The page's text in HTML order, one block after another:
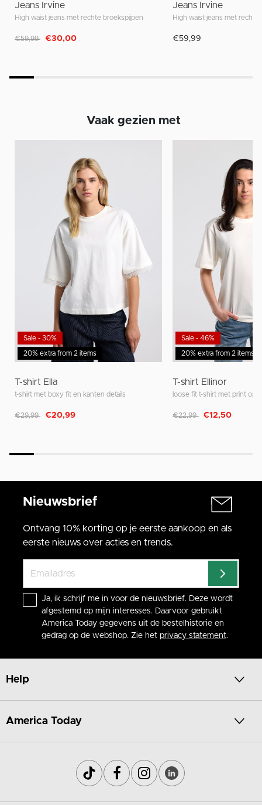
Jeans Irvine
High waist jeans met rechte broekspijpen
Afgeprijsd van
€59,99 naar
€30,00
Jeans Irvine
High waist jeans met rechte
€59,99
Vaak gezien met
20% extra from 2 items
Sale - 30%
T-shirt Ella
t-shirt met boxy fit en kanten details
Afgeprijsd van
€29,99 naar
€20,99
20% extra from 2 items
Sale - 46%
T-shirt Ellinor
loose fit t-shirt met print op
Afgeprijsd van
€22,99 naar
€12,50
Nieuwsbrief
Ontvang 10% korting op je eerste aankoop en als
eerste nieuws over acties en trends.
Ja, ik schrijf me in voor de nieuwsbrief. Deze wordt
afgestemd op mijn interesses. Daarvoor gebruikt
America Today gegevens uit de bestelhistorie en
gedrag op de webshop. Zie het privacy statement.
Help
America Today